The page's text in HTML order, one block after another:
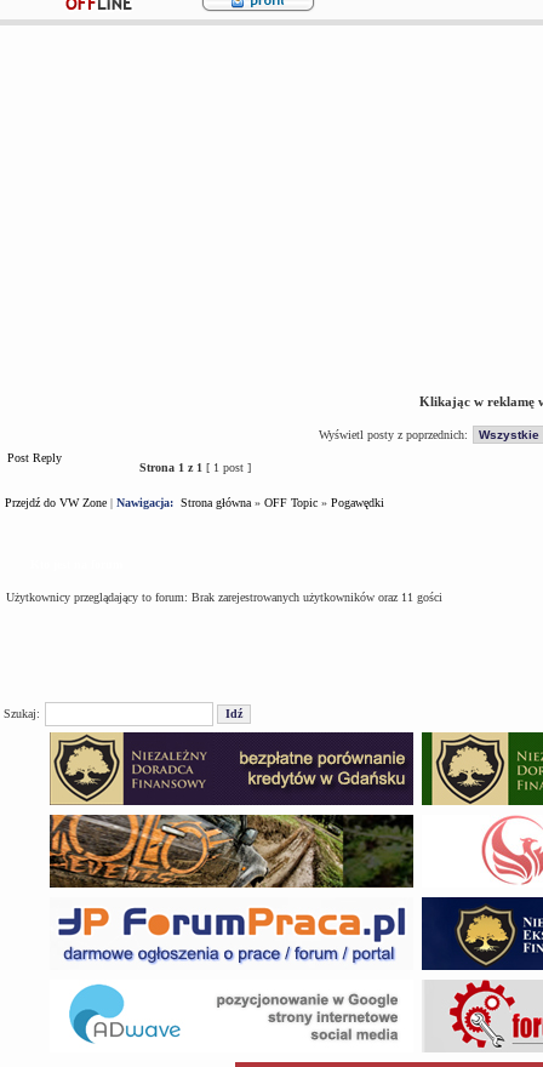
Klikając w reklamę
Wyświetl posty z poprzednich:
Post Reply
Strona 1 z 1 [ 1 post ]
Przejdź do VW Zone | Nawigacja: Strona główna » OFF Topic » Pogawędki
Użytkownicy przeglądający to forum: Brak zarejestrowanych użytkowników oraz 11 gości
Szukaj: